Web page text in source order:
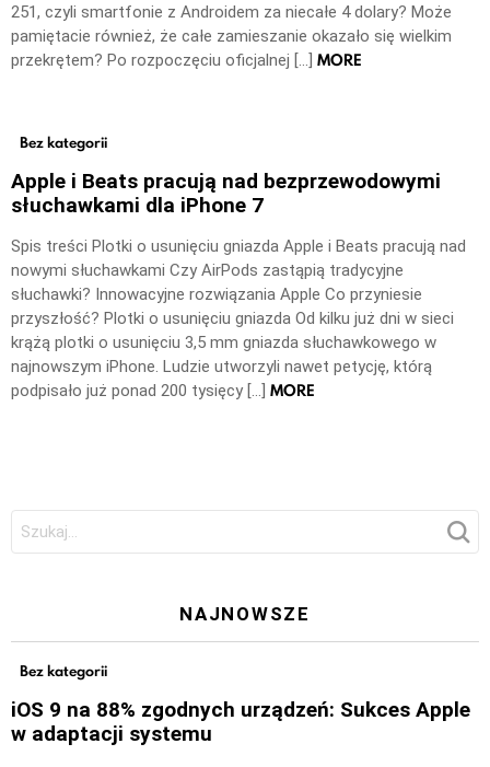
251, czyli smartfonie z Androidem za niecałe 4 dolary? Może
pamiętacie również, że całe zamieszanie okazało się wielkim
przekrętem? Po rozpoczęciu oficjalnej […] MORE
Bez kategorii
Apple i Beats pracują nad bezprzewodowymi
słuchawkami dla iPhone 7
Spis treści Plotki o usunięciu gniazda Apple i Beats pracują nad
nowymi słuchawkami Czy AirPods zastąpią tradycyjne
słuchawki? Innowacyjne rozwiązania Apple Co przyniesie
przyszłość? Plotki o usunięciu gniazda Od kilku już dni w sieci
krążą plotki o usunięciu 3,5 mm gniazda słuchawkowego w
najnowszym iPhone. Ludzie utworzyli nawet petycję, którą
podpisało już ponad 200 tysięcy […] MORE
Szukaj:
NAJNOWSZE
Bez kategorii
iOS 9 na 88% zgodnych urządzeń: Sukces Apple
w adaptacji systemu